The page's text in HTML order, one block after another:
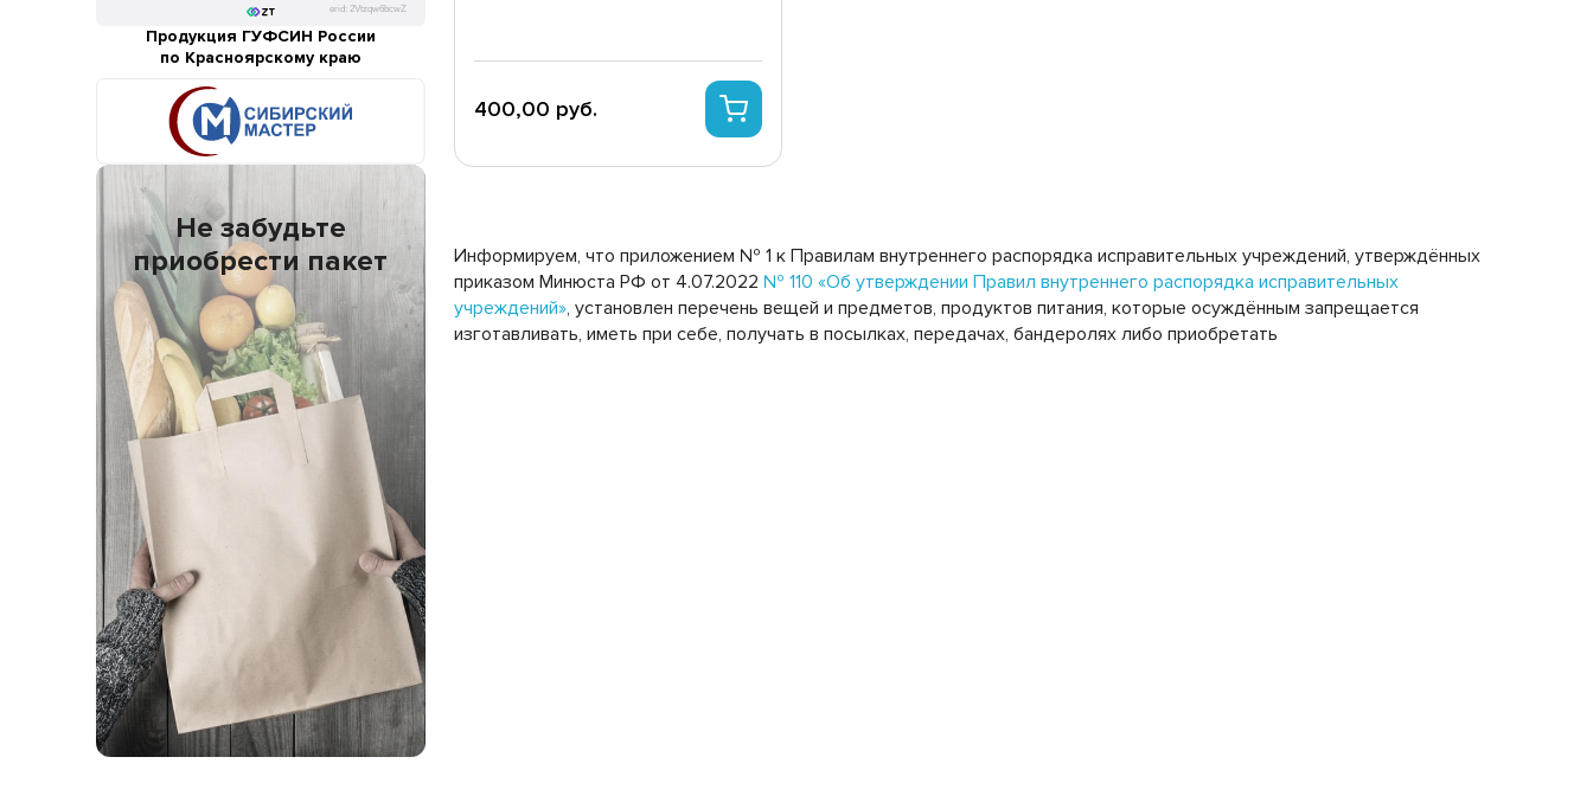
erid: 2Vtzqw6bcwZ
Продукция ГУФСИН России
по Красноярскому краю
Не забудьте
приобрести пакет
400,00 руб.
Информируем, что приложением № 1 к Правилам внутреннего распорядка исправительных учреждений, утверждённых
приказом Минюста РФ от 4.07.2022 № 110 «Об утверждении Правил внутреннего распорядка исправительных
учреждений», установлен перечень вещей и предметов, продуктов питания, которые осуждённым запрещается
изготавливать, иметь при себе, получать в посылках, передачах, бандеролях либо приобретать